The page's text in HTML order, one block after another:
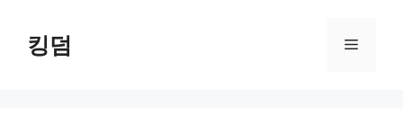
content킹덤 Menu